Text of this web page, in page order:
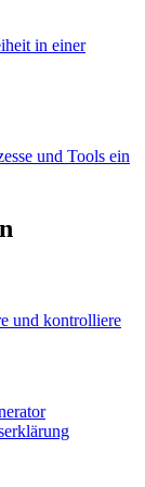
in einer
und Tools ein
und kontrolliere